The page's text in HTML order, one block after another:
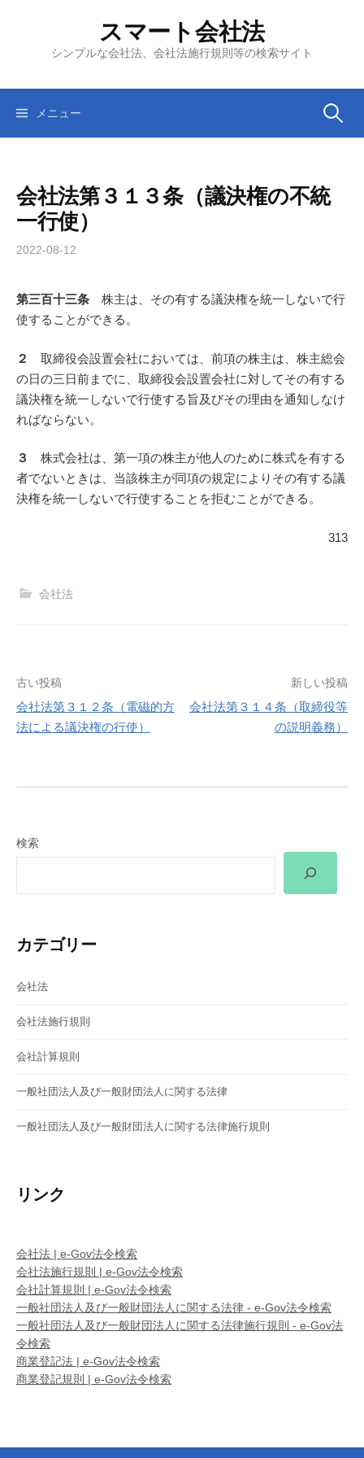
ツ
スマート会社法
シンプルな会社法、会社法施行規則等の検索サイト
メニュー 検
会社法第３１３条（議決権の不統
一行使）
2022-08-12
第三百十三条 株主は、その有する議決権を統一しないで行
使することができる。
２
取締役会設置会社においては、前項の株主は、株主総会
の日の三日前までに、取締役会設置会社に対してその有する
議決権を統一しないで行使する旨及びその理由を通知しなけ
ればならない。
３
株式会社は、第一項の株主が他人のために株式を有する
者でないときは、当該株主が同項の規定によりその有する議
決権を統一しないで行使することを拒むことができる。
313
会社法
投
稿
ー
シ
古い投稿
会社法第３１２条（電磁的方
法による議決権の行使）
新しい投稿
会社法第３１４条（取締役等
の説明義務）
検索
カテゴリー
会社法
会社法施行規則
会社計算規則
一般社団法人及び一般財団法人に関する法律
一般社団法人及び一般財団法人に関する法律施行規則
リンク
会社法 | e-Gov法令検索
会社法施行規則 | e-Gov法令検索
会社計算規則 | e-Gov法令検索
一般社団法人及び一般財団法人に関する法律 - e-Gov法令検索
一般社団法人及び一般財団法人に関する法律施行規則 - e-Gov法
令検索
商業登記法 | e-Gov法令検索
商業登記規則 | e-Gov法令検索